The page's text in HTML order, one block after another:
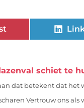
schiet te
dat betekent dat het
Vertrouw ons